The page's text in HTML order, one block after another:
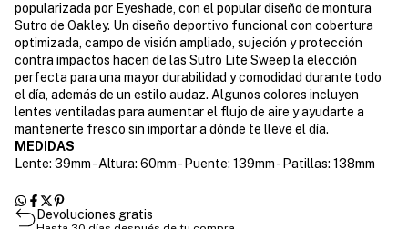
popularizada por Eyeshade, con el popular diseño de montura
Sutro de Oakley. Un diseño deportivo funcional con cobertura
optimizada, campo de visión ampliado, sujeción y protección
contra impactos hacen de las Sutro Lite Sweep la elección
perfecta para una mayor durabilidad y comodidad durante todo
el día, además de un estilo audaz. Algunos colores incluyen
lentes ventiladas para aumentar el flujo de aire y ayudarte a
mantenerte fresco sin importar a dónde te lleve el día.
MEDIDAS
Lente: 39mm - Altura: 60mm - Puente: 139mm - Patillas: 138mm
Devoluciones gratis